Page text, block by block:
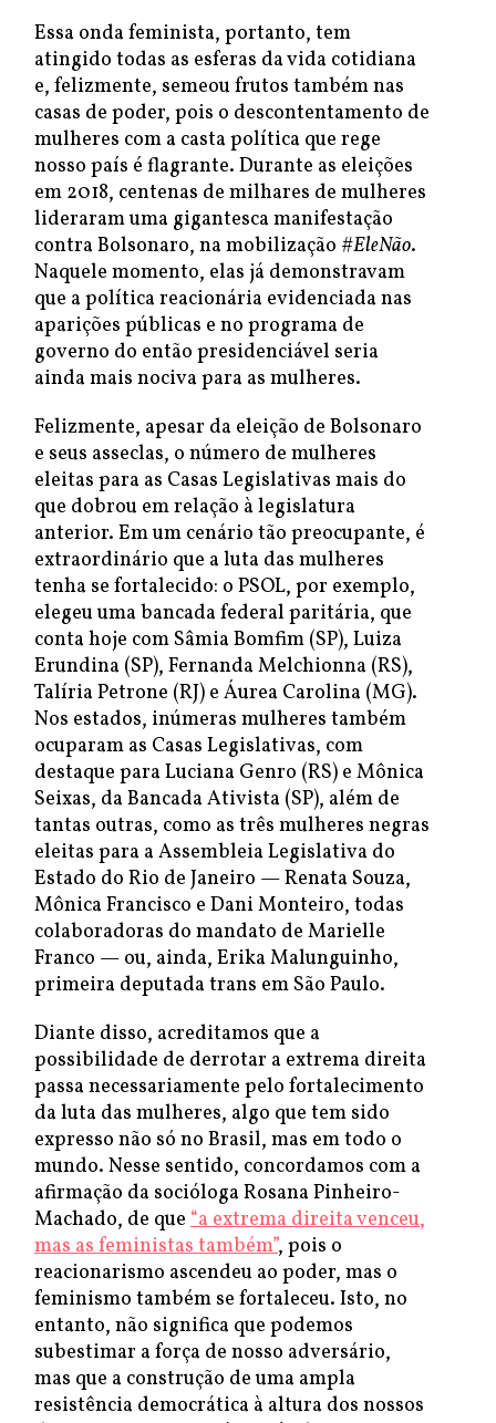
Essa onda feminista, portanto, tem
atingido todas as esferas da vida cotidiana
e, felizmente, semeou frutos também nas
casas de poder, pois o descontentamento de
mulheres com a casta política que rege
nosso país é flagrante. Durante as eleições
em 2018, centenas de milhares de mulheres
lideraram uma gigantesca manifestação
contra Bolsonaro, na mobilização #EleNão.
Naquele momento, elas já demonstravam
que a política reacionária evidenciada nas
aparições públicas e no programa de
governo do então presidenciável seria
ainda mais nociva para as mulheres.
Felizmente, apesar da eleição de Bolsonaro
e seus asseclas, o número de mulheres
eleitas para as Casas Legislativas mais do
que dobrou em relação à legislatura
anterior. Em um cenário tão preocupante, é
extraordinário que a luta das mulheres
tenha se fortalecido: o PSOL, por exemplo,
elegeu uma bancada federal paritária, que
conta hoje com Sâmia Bomfim (SP), Luiza
Erundina (SP), Fernanda Melchionna (RS),
Talíria Petrone (RJ) e Áurea Carolina (MG).
Nos estados, inúmeras mulheres também
ocuparam as Casas Legislativas, com
destaque para Luciana Genro (RS) e Mônica
Seixas, da Bancada Ativista (SP), além de
tantas outras, como as três mulheres negras
eleitas para a Assembleia Legislativa do
Estado do Rio de Janeiro — Renata Souza,
Mônica Francisco e Dani Monteiro, todas
colaboradoras do mandato de Marielle
Franco — ou, ainda, Erika Malunguinho,
primeira deputada trans em São Paulo.
Diante disso, acreditamos que a
possibilidade de derrotar a extrema direita
passa necessariamente pelo fortalecimento
da luta das mulheres, algo que tem sido
expresso não só no Brasil, mas em todo o
mundo. Nesse sentido, concordamos com a
afirmação da socióloga Rosana Pinheiro-
Machado, de que “a extrema direita venceu,
mas as feministas também”, pois o
reacionarismo ascendeu ao poder, mas o
feminismo também se fortaleceu. Isto, no
entanto, não significa que podemos
subestimar a força de nosso adversário,
mas que a construção de uma ampla
resistência democrática à altura dos nossos